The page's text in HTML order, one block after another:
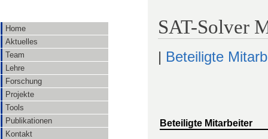
Home
Aktuelles
Team
Lehre
Forschung
Projekte
Tools
Publikationen
Kontakt
SAT-Solver
| Beteiligte
Beteiligte Mitarbeiter